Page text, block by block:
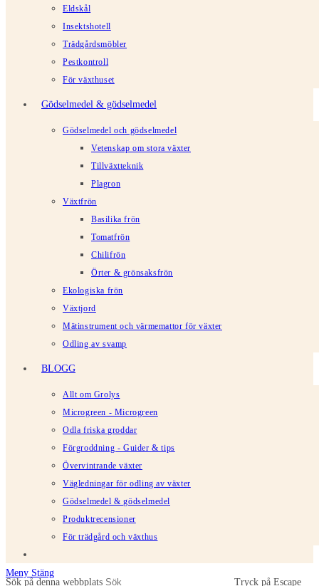
Eldskål
Insektshotell
Trädgårdsmöbler
Pestkontroll
För växthuset
Gödselmedel & gödselmedel
Gödselmedel och gödselmedel
Vetenskap om stora växter
Tillväxtteknik
Plagron
Växtfrön
Basilika frön
Tomatfrön
Chilifrön
Örter & grönsaksfrön
Ekologiska frön
Växtjord
Mätinstrument och värmemattor för växter
Odling av svamp
BLOGG
Allt om Grolys
Microgreen - Microgreen
Odla friska groddar
Förgroddning - Guider & tips
Övervintrande växter
Vägledningar för odling av växter
Gödselmedel & gödselmedel
Produktrecensioner
För trädgård och växthus
Meny Stäng
Sök på denna webbplats
Tryck på Escape